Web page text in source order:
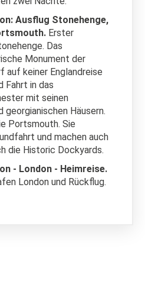
Ausflug Stonehenge,
Erster
Das
Monument der
auf keiner Englandreise
Fahrt in das
mit seinen
Häusern.
Portsmouth. Sie
und machen auch
die Historic Dockyards.
- London - Heimreise.
London und Rückflug.